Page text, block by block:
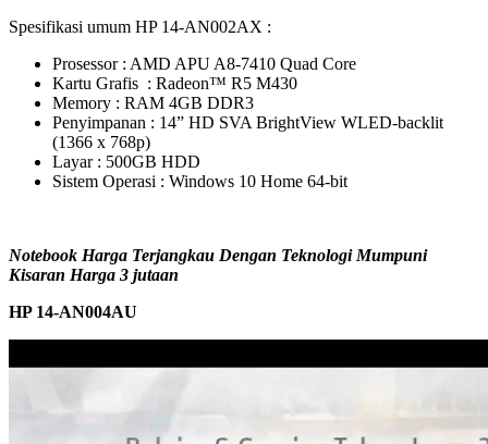
Spesifikasi umum HP 14-AN002AX :
Prosessor : AMD APU A8-7410 Quad Core
Kartu Grafis : Radeon™ R5 M430
Memory : RAM 4GB DDR3
Penyimpanan : 14” HD SVA BrightView WLED-backlit
(1366 x 768p)
Layar : 500GB HDD
Sistem Operasi : Windows 10 Home 64-bit
Notebook Harga Terjangkau Dengan Teknologi Mumpuni
Kisaran Harga 3 jutaan
HP 14-AN004AU